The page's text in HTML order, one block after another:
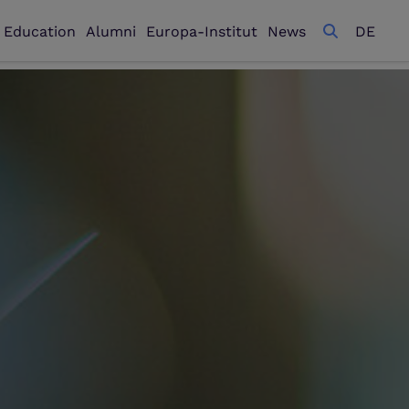
Education Alumni Europa-Institut News DE